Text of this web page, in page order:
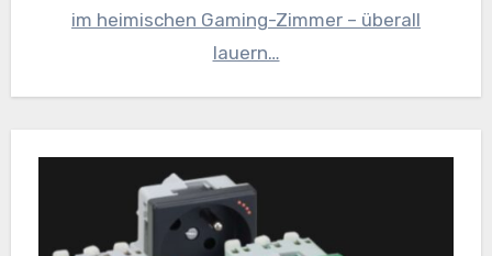
im heimischen Gaming-Zimmer – überall
lauern…